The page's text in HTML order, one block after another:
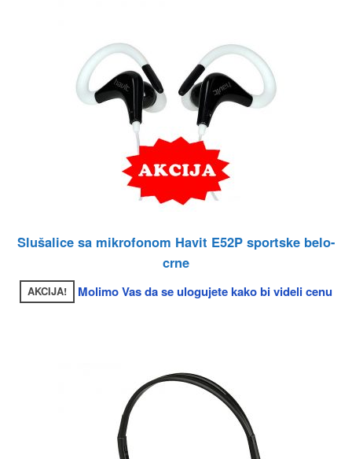
Slušalice sa mikrofonom Havit E52P sportske belo-
crne
AKCIJA! Molimo Vas da se ulogujete kako bi videli cenu